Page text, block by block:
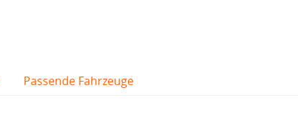
Passende Fahrzeuge